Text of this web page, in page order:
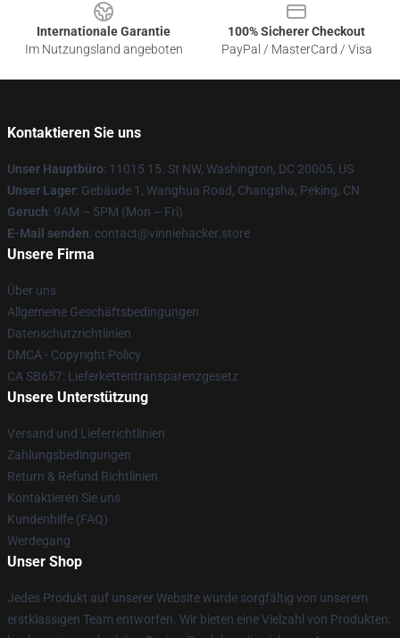
Internationale Garantie
Im Nutzungsland angeboten
100% Sicherer Checkout
PayPal / MasterCard / Visa
Kontaktieren Sie uns
Unser Hauptbüro: 11015 15. St NW, Washington, DC 20005, US
Unser Lager: Gebäude 1, Wanghua Road, Changsha, Peking, CN
Geruch: 9AM – 5PM (Mon – Fri)
E-Mail senden: contact@vinniehacker.store
Unsere Firma
Über uns
Allgemeine Geschäftsbedingungen
Datenschutzrichtlinien
DMCA - Copyright Policy
CA SB657: Lieferkettentransparenzgesetz
Unsere Unterstützung
Versand und Lieferrichtlinien
Zahlungsbedingungen
Return & Refund Richtlinien
Kontaktieren Sie uns
Kundenhilfe (FAQ)
Werdegang
Unser Shop
Jedes Produkt auf unserer Website wurde sorgfältig von unserem
erstklassigen Team entworfen. Wir bieten eine Vielzahl von Produkten: